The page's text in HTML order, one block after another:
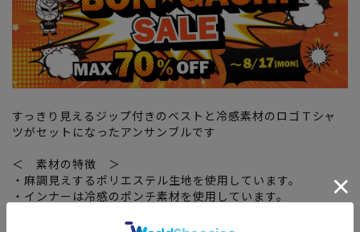
すっきり見えるジップ付きのベストと冷感素材のロゴＴシャ
ツがセットになったアンサンブルです
＜ 素材の特徴 ＞
・麻調見えするポリエステル生地を使用しています。
・インナーは冷感のポンチ素材を使用しています。